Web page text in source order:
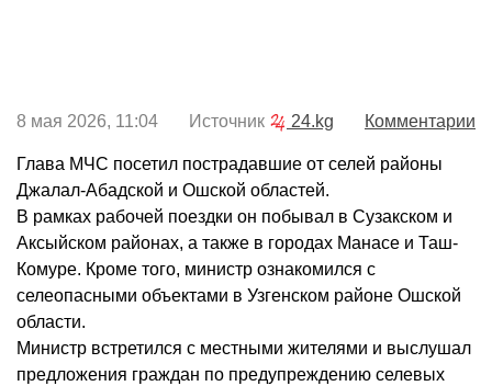
8 мая 2026, 11:04 Источник 24.kg Комментарии
Глава МЧС посетил пострадавшие от селей районы
Джалал-Абадской и Ошской областей.
В рамках рабочей поездки он побывал в Сузакском и
Аксыйском районах, а также в городах Манасе и Таш-
Комуре. Кроме того, министр ознакомился с
селеопасными объектами в Узгенском районе Ошской
области.
Министр встретился с местными жителями и выслушал
предложения граждан по предупреждению селевых